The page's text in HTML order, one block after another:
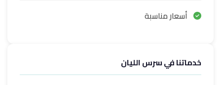
أسعار مناسبة
خدماتنا في سرس الليان